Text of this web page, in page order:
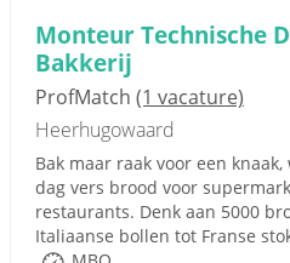
Monteur Technische
Bakkerij
ProfMatch (1 vacature)
Heerhugowaard
Bak maar raak voor een
dag vers brood voor
restaurants. Denk aan 5000
Italiaanse bollen tot Franse